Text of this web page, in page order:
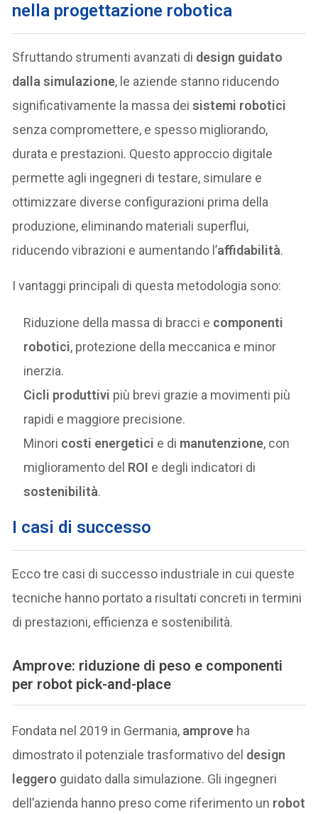
nella progettazione robotica
Sfruttando strumenti avanzati di design guidato
dalla simulazione, le aziende stanno riducendo
significativamente la massa deisistemi robotici
senza compromettere, e spesso migliorando,
durata e prestazioni. Questo approccio digitale
permette agli ingegneri di testare, simulare e
ottimizzare diverse configurazioni prima della
produzione, eliminando materiali superflui,
riducendo vibrazioni e aumentando l’affidabilità.
I vantaggi principali di questa metodologia sono:
Riduzione della massa di bracci e componenti
robotici, protezione della meccanica e minor
inerzia.
Cicli produttivi più brevi grazie a movimenti più
rapidi e maggiore precisione.
Minori costi energetici e di manutenzione, con
miglioramento del ROI e degli indicatori di
sostenibilità.
I casi di successo
Ecco tre casi di successo industriale in cui queste
tecniche hanno portato a risultati concreti in termini
di prestazioni, efficienza e sostenibilità.
Amprove: riduzione di peso e componenti
per robot pick-and-place
Fondata nel 2019 in Germania, amprove ha
dimostrato il potenziale trasformativo del design
leggero guidato dalla simulazione. Gli ingegneri
dell’azienda hanno preso come riferimento un robot